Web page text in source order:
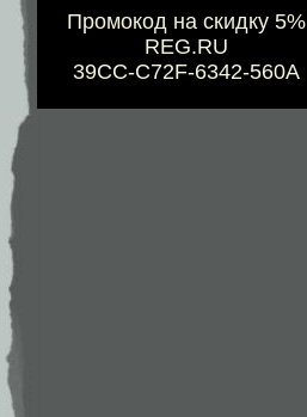
Промокод на скидку 5%
REG.RU
39CC-C72F-6342-560A